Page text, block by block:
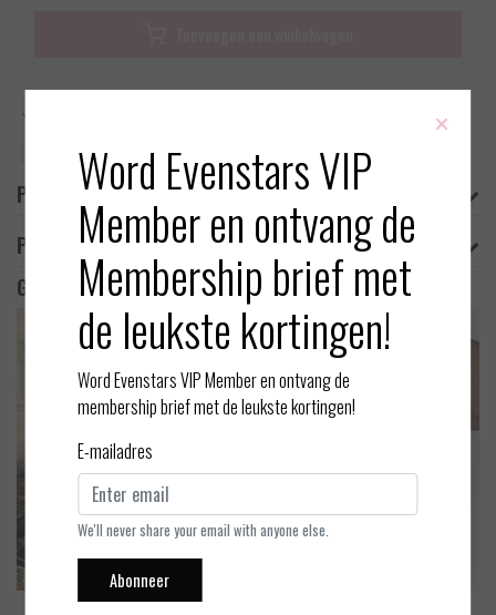
Toevoegen aan vergelijking
Productomschrijving
Product informatie
Gerelateerde producten
×
Word Evenstars VIP
Member en ontvang de
Membership brief met
de leukste kortingen!
Word Evenstars VIP Member en ontvang de
membership brief met de leukste kortingen!
E-mailadres
We'll never share your email with anyone else.
Abonneer